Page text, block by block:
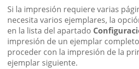
Si la impresión requiere varias
necesita varios ejemplares, la
en la lista del apartado
impresión de un ejemplar
proceder con la impresión de la
ejemplar siguiente.